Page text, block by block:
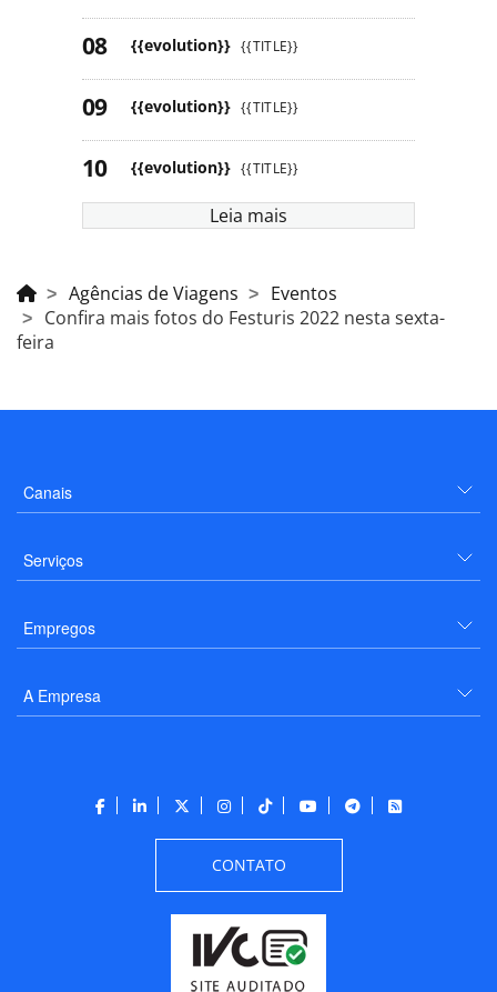
{{evolution}} {{TITLE}}
{{evolution}} {{TITLE}}
{{evolution}} {{TITLE}}
Leia mais
Agências de Viagens
Eventos
Confira mais fotos do Festuris 2022 nesta sexta-
feira
Canais
Serviços
Empregos
A Empresa
CONTATO